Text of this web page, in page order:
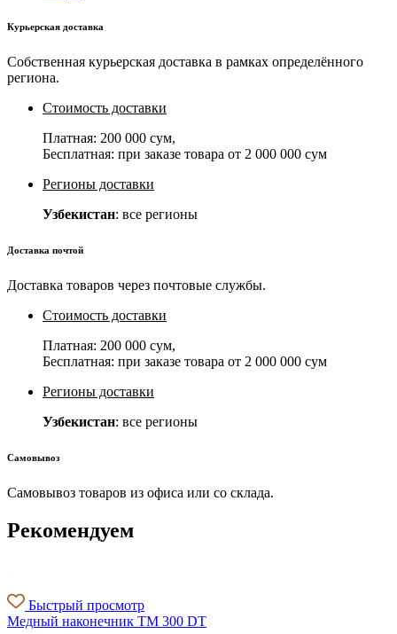
Курьерская доставка
Собственная курьерская доставка в рамках определённого
региона.
Стоимость доставки
Платная: 200 000 сум,
Бесплатная: при заказе товара от 2 000 000 сум
Регионы доставки
Узбекистан: все регионы
Доставка почтой
Доставка товаров через почтовые службы.
Стоимость доставки
Платная: 200 000 сум,
Бесплатная: при заказе товара от 2 000 000 сум
Регионы доставки
Узбекистан: все регионы
Самовывоз
Самовывоз товаров из офиса или со склада.
Рекомендуем
Быстрый просмотр
Медный наконечник ТМ 300 DT